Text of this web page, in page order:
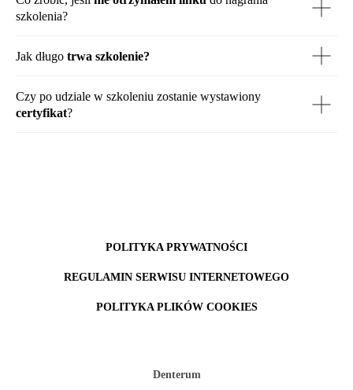
szkolenia?
Jak długo trwa szkolenie?
Czy po udziale w szkoleniu zostanie wystawiony
certyfikat?
POLITYKA PRYWATNOŚCI
REGULAMIN SERWISU INTERNETOWEGO
POLITYKA PLIKÓW COOKIES
Denterum